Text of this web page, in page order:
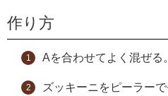
作り方
Aを合わせてよく混ぜる。
ズッキーニをピーラー